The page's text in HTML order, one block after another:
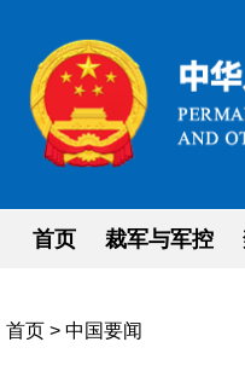
首页 裁军与军控
首页 > 中国要闻